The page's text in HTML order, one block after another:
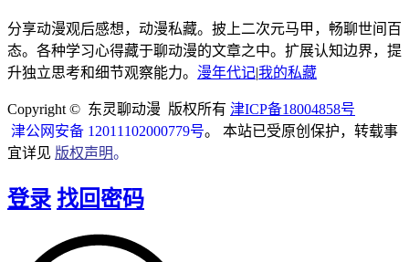
分享动漫观后感想，动漫私藏。披上二次元马甲，畅聊世间百
态。各种学习心得藏于聊动漫的文章之中。扩展认知边界，提
升独立思考和细节观察能力。 漫年代记|我的私藏
Copyright © 东灵聊动漫 版权所有 津ICP备18004858号
津公网安备 12011102000779号。 本站已受原创保护，转载事
宜详见 版权声明。
登录 找回密码